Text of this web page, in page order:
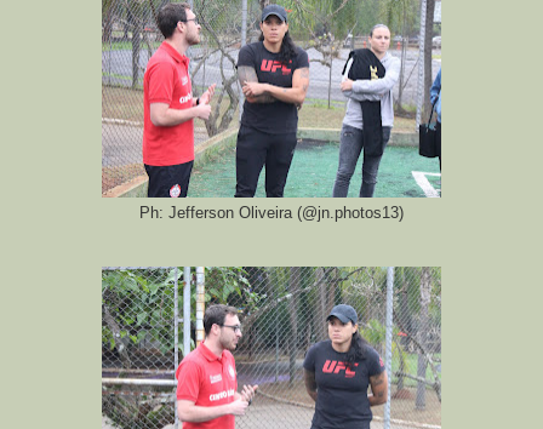
Ph: Jefferson Oliveira (@jn.photos13)